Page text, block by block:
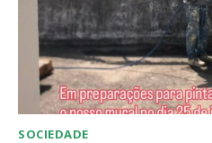
Escolha o
SOCIEDADE